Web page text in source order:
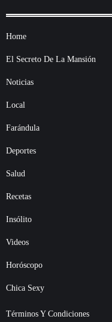
Home
El Secreto De La Mansión
Noticias
Local
Farándula
Deportes
Salud
Recetas
Insólito
Videos
Horóscopo
Chica Sexy
Términos Y Condiciones